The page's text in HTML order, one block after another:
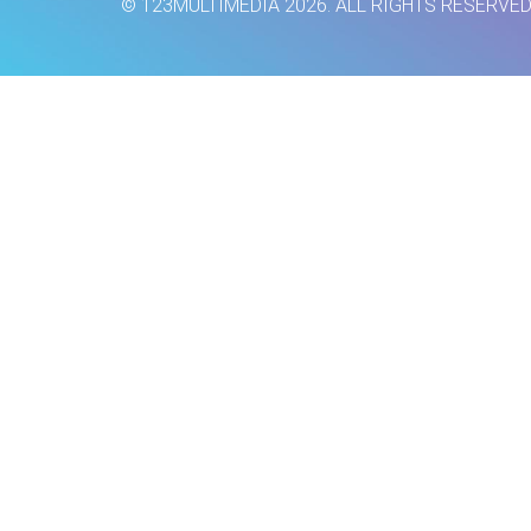
© 123MULTIMEDIA 2026. ALL RIGHTS RESERVED